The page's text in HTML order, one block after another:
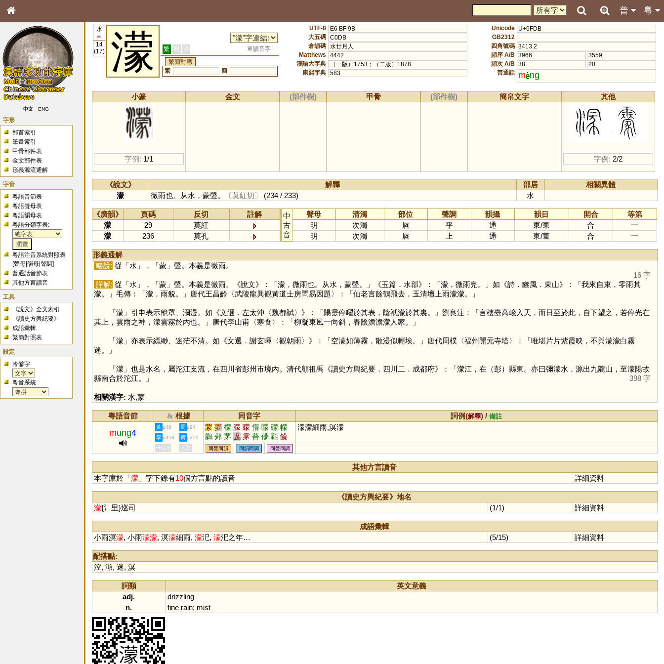
粵
普
中文 ENG
字形
部首索引
筆畫索引
甲骨部件表
金文部件表
形義源流通解
字音
粵語音節表
粵語聲母表
粵語韻母表
粵語分類字表:
粵語注音系統對照表
[聲母 |韻母 |聲調]
普通話音節表
其他方言讀音
工具
《說文》全文索引
《讀史方輿紀要》
成語彙輯
繁簡對照表
設定
冷僻字:
粵音系統:
水
85
14
(17)
濛 繁 簡 港
單讀音字
繁簡對應
繁
簡
UTF-8
E6 BF 9B
大五碼 C0DB
倉頡碼 水廿月人
Matthews
4442
漢語大字典
（一版）1753；（二版）1878
康熙字典 583
Unicode U+6FDB
GB2312
四角號碼 3413.2
頻序 A/B 3966
3559
頻次 A/B 38
20
普通話 m ng
小篆
字例: 1/1
金文 (部件樹) 甲骨 (部件樹) 簡帛文字 其他
字例: 2/2
《說文》 解釋 部居
相關異體
濛
微雨也。从水，蒙聲。 〔莫紅切〕 (234 / 233) 水
《廣韻》 頁碼 反切
註解
濛
29
莫紅
濛
236 莫孔
中
古
音
聲母 清濁 部位 聲調 韻攝 韻目 開合
等第
明
次濁 唇 平 通 東/東 合
一
明
次濁 唇 上 通 東/董 合 一
形義通解
略說: 從「水」，「蒙」聲。本義是微雨。
16 字
詳解: 從「水」，「蒙」聲。本義是微雨。《說文》：「濛，微雨也。从水，蒙聲。」《玉篇．水部》：「濛，微雨皃。」如《詩．豳風．東山》：「我來自東，零雨其
濛。」毛傳：「濛，雨貌。」唐代王昌齡〈武陵龍興觀黃道士房問易因題〉：「仙老言餘鶴飛去，玉清壇上雨濛濛。」
「濛 」引申表示籠罩、瀰漫。如《文選．左太沖〈魏都賦〉》：「陽靈停曜於其表，陰祇濛於其裏。」劉良注：「言樓臺高峻入天，而日至於此，自下望之，若停光在
其上，雲雨之神，濛雲霧於內也。」唐代李山甫〈寒食〉：「柳凝東風一向斜，春陰澹澹濛人家。」
「濛 」亦表示縹緲、迷茫不清。如《文選．謝玄暉〈觀朝雨〉》：「空濛如薄霧，散漫似輕埃。」唐代周樸〈福州開元寺塔〉：「唯堪片片紫霞映，不與濛濛白霧
迷。」
「濛 」也是水名，屬沱江支流，在四川省彭州市境內。清代顧祖禹《讀史方輿紀要．四川二．成都府》：「濛江，在（彭）縣東。亦曰彌濛水，源出九隴山，至濛陽故
縣南合於沱江。」
398 字
相關漢字: 水,蒙
粵語音節 & 根據 同音字 詞例(解釋) /備註
mung4
黃 p48 周 p94 蒙 夢 檬 朦 矇 懵 曚 礞 幪
鸏 鄸 罞 尨 雺 瞢 儚 氋 饛
艨
濛濛細雨,溟濛
李 p350 何 p351
HKLS 人文 同聲同韻 同韻同調 同聲同調
其他方言讀音
本字庫於「濛 」字下錄有10個方言點的讀音 詳細資料
《讀史方輿紀要》地名
濛{氵里}巡司 (1/1) 詳細資料
成語彙輯
小雨溟濛, 小雨濛濛, 溟濛細雨, 濛汜, 濛汜之年… (5/15) 詳細資料
配搭點:
涳, 澒, 迷, 溟
詞類
英文意義
adj.
drizzling
n.
fine rain; mist